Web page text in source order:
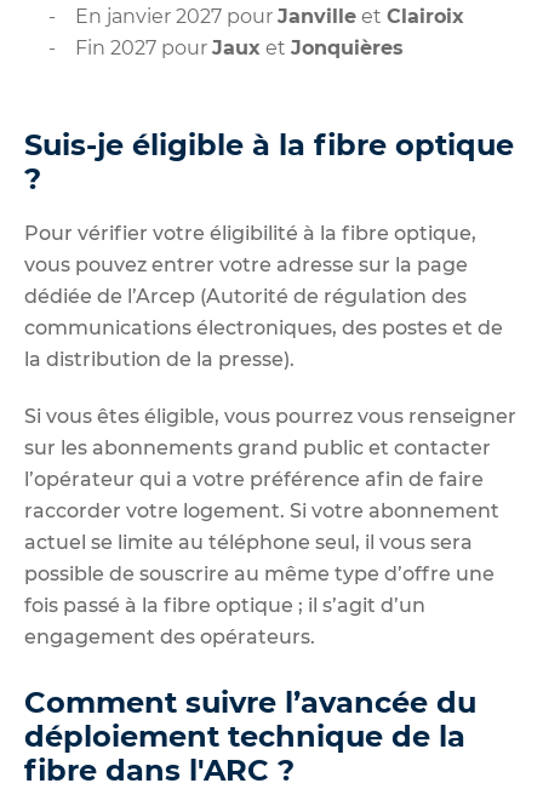
- En janvier 2027 pour Janville et Clairoix
- Fin 2027 pour Jaux et Jonquières
Suis-je éligible à la fibre optique
?
Pour vérifier votre éligibilité à la fibre optique,
vous pouvez entrer votre adresse sur la page
dédiée de l’Arcep (Autorité de régulation des
communications électroniques, des postes et de
la distribution de la presse).
Si vous êtes éligible, vous pourrez vous renseigner
sur les abonnements grand public et contacter
l’opérateur qui a votre préférence afin de faire
raccorder votre logement. Si votre abonnement
actuel se limite au téléphone seul, il vous sera
possible de souscrire au même type d’offre une
fois passé à la fibre optique ; il s’agit d’un
engagement des opérateurs.
Comment suivre l’avancée du
déploiement technique de la
fibre dans l'ARC ?